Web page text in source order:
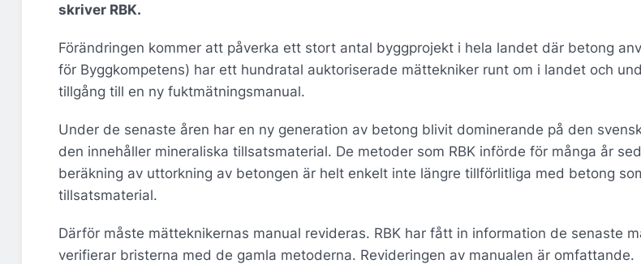
skriver RBK.
Förändringen kommer att påverka ett stort antal byggprojekt i hela landet där betong
för Byggkompetens) har ett hundratal auktoriserade mättekniker runt om i landet och
tillgång till en ny fuktmätningsmanual.
Under de senaste åren har en ny generation av betong blivit dominerande på den
den innehåller mineraliska tillsatsmaterial. De metoder som RBK införde för många år
beräkning av uttorkning av betongen är helt enkelt inte längre tillförlitliga med betong
tillsatsmaterial.
Därför måste mätteknikernas manual revideras. RBK har fått in information de senaste
verifierar bristerna med de gamla metoderna. Revideringen av manualen är omfattande.